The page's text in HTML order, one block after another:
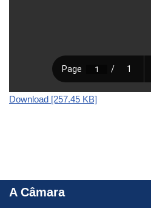
Download [257.45 KB]
A Câmara